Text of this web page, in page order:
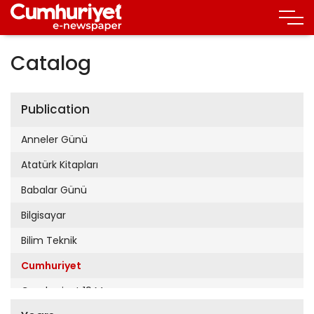
Catalog
Publication
Anneler Günü
Atatürk Kitapları
Babalar Günü
Bilgisayar
Bilim Teknik
Cumhuriyet
Cumhuriyet 19 Mayıs